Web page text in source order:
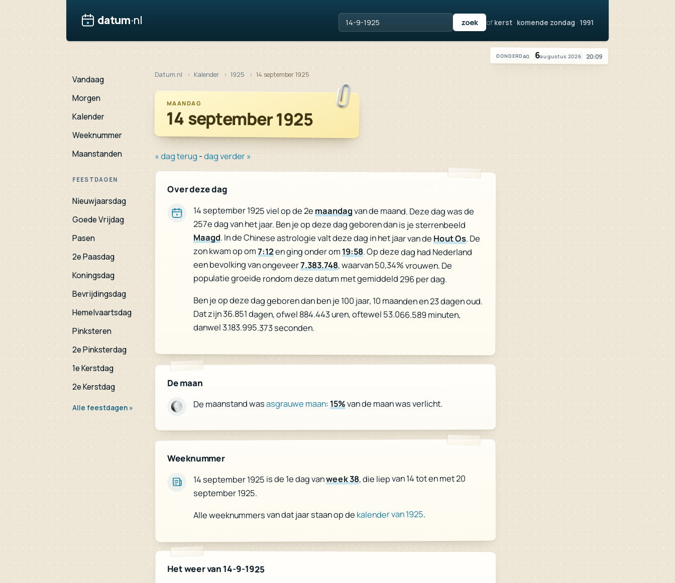
datum·nl
Vandaag is het donderdag 6 augustus 2026
DONDERDAG 6augustus 2026 20:09
Vandaag
Morgen
Kalender
Weeknummer
Maanstanden
FEESTDAGEN
Nieuwjaarsdag
Goede Vrijdag
Pasen
2e Paasdag
Koningsdag
Bevrijdingsdag
Hemelvaartsdag
Pinksteren
2e Pinksterdag
1e Kerstdag
2e Kerstdag
Alle feestdagen »
Datum.nl Kalender 1925 14 september 1925
MAANDAG
14 september 1925
« dag terug -dag verder »
Over deze dag
14 september 1925 viel op de 2e maandagvan de maand. Deze dag was de
257e dag van het jaar. Ben je op deze dag geboren dan is je sterrenbeeld
Maagd. In de Chinese astrologie valt deze dag in het jaar van de Hout Os. De
zon kwam op om7:12en ging onder om 19:58. Op deze dag had Nederland
een bevolking van ongeveer7.383.748, waarvan 50,34% vrouwen. De
populatie groeide rondom deze datum met gemiddeld 296 per dag.
Ben je op deze dag geboren dan ben je 100 jaar, 10 maanden en 23 dagen oud.
Dat zijn 36.851 dagen, ofwel 884.443 uren, oftewel 53.066.589 minuten,
danwel 3.183.995.373 seconden.
De maan
De maanstand wasasgrauwe maan: 15%van de maan was verlicht.
Weeknummer
14 september 1925 is de 1e dag vanweek 38, die liep van 14 tot en met 20
september 1925.
Alle weeknummers van dat jaar staan op de kalender van 1925.
Het weer van 14-9-1925
of kerst · komende zondag · 1991